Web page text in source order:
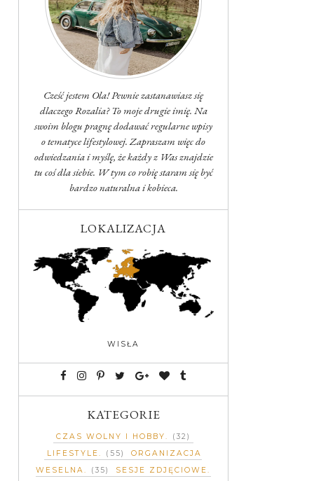
Cześć jestem Ola! Pewnie zastanawiasz się
dlaczego Rozalia? To moje drugie imię. Na
swoim blogu pragnę dodawać regularne wpisy
o tematyce lifestylowej. Zapraszam więc do
odwiedzania i myślę, że każdy z Was znajdzie
tu coś dla siebie. W tym co robię staram się być
bardzo naturalna i kobieca.
LOKALIZACJA
WISŁA
KATEGORIE
CZAS WOLNY I HOBBY
(32)
LIFESTYLE
(55)
ORGANIZACJA
WESELNA
(35)
SESJE ZDJĘCIOWE